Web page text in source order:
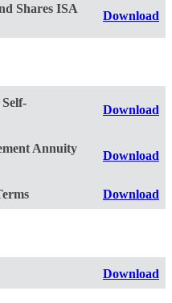
Shares ISA
Download
Download
Annuity
Download
Download
Download